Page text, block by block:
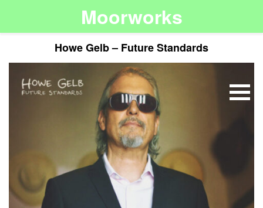
Moorworks
Howe Gelb – Future Standards